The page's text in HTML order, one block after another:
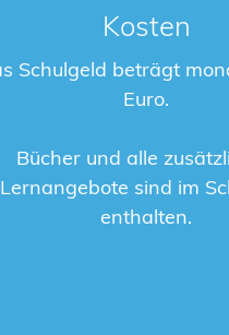
Kosten
Schulgeld beträgt
Euro.
Bücher und alle
Lernangebote sind im
enthalten.